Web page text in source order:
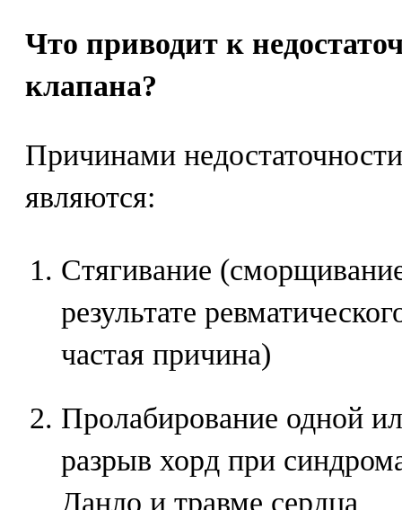
Что приводит к
клапана?
Причинами
являются:
Стягивание
результате
частая причина)
Пролабирование одной
разрыв хорд при
Данло и травме сердца